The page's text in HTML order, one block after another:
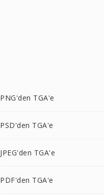
PNG'den TGA'e
PSD'den TGA'e
JPEG'den TGA'e
PDF'den TGA'e